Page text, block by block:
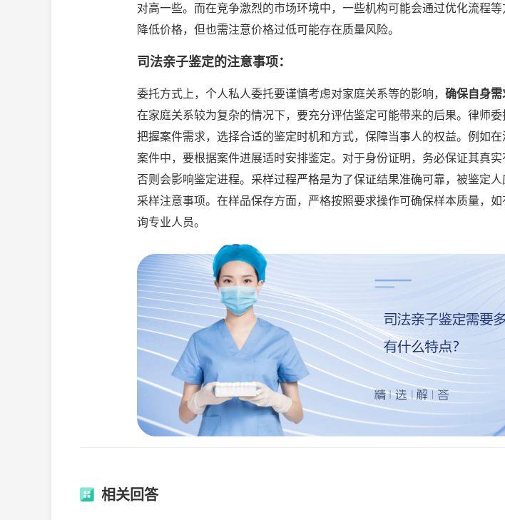
对高一些。而在竞争激烈的市场环境中，一些机构可能会通过优化流程
降低价格，但也需注意价格过低可能存在质量风险。
司法亲子鉴定的注意事项：
委托方式上，个人私人委托要谨慎考虑对家庭关系等的影响， 确保自身
在家庭关系较为复杂的情况下，要充分评估鉴定可能带来的后果。律师
把握案件需求，选择合适的鉴定时机和方式，保障当事人的权益。例如
案件中，要根据案件进展适时安排鉴定。对于身份证明，务必保证其真实
否则会影响鉴定进程。采样过程严格是为了保证结果准确可靠，被鉴定
采样注意事项。在样品保存方面，严格按照要求操作可确保样本质量，
询专业人员。
相关回答